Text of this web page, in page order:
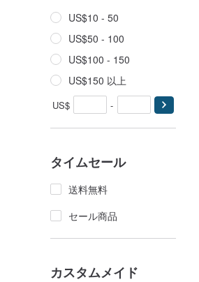
US$10 - 50
US$50 - 100
US$100 - 150
US$150 以上
US$ -
タイムセール
送料無料
セール商品
カスタムメイド